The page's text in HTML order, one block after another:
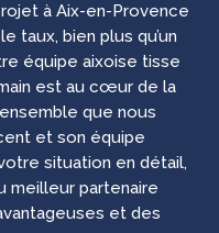
à Aix-en-Provence
taux, bien plus qu’un
équipe aixoise tisse
est au cœur de la
que nous
et son équipe
situation en détail,
meilleur partenaire
et des